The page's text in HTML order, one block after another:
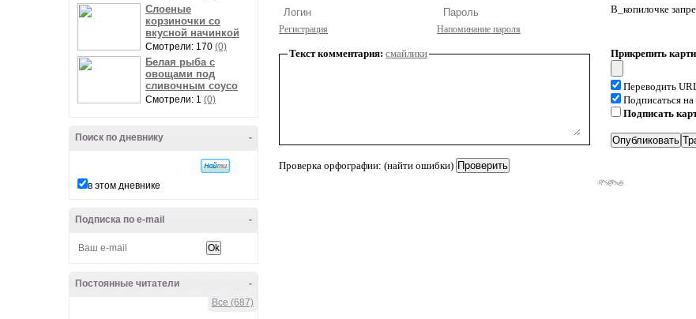
Слоеные
корзиночки со
вкусной начинкой
Смотрели: 170 (0)
Белая рыба с
овощами под
сливочным соусо
Смотрели: 1 (0)
-
Поиск по дневнику
в этом дневнике
-
Подписка по e-mail
-
Постоянные читатели
Все (687)
Регистрация Напоминание пароля
В_копилочке
Текст комментария: смайлики
Проверка орфографии: (найти ошибки)
Прикрепить
Переводить
Подписаться
Подписать